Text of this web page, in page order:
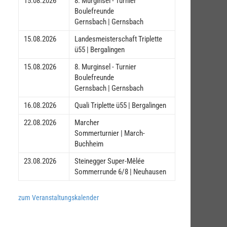
Boulefreunde
Gernsbach | Gernsbach
15.08.2026
Landesmeisterschaft Triplette
ü55 | Bergalingen
15.08.2026
8. Murginsel - Turnier
Boulefreunde
Gernsbach | Gernsbach
16.08.2026
Quali Triplette ü55 | Bergalingen
22.08.2026
Marcher
Sommerturnier | March-
Buchheim
23.08.2026
Steinegger Super-Mêlée
Sommerrunde 6/8 | Neuhausen
zum Veranstaltungskalender